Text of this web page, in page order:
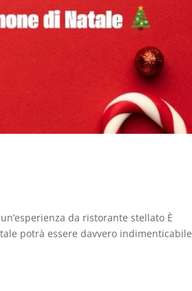
da ristorante stellato È
potrà essere davvero indimenticabile